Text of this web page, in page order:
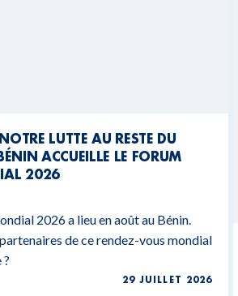
LUTTE AU RESTE DU
ACCUEILLE LE FORUM
2026
2026 a lieu en août au Bénin.
de ce rendez-vous mondial
29 JUILLET 2026